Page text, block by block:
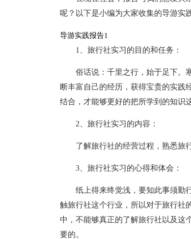
呢？以下是小编为大家收集的导游实
导游实践报告1
1、旅行社实习的目的和任务：
俗话说：千里之行，始于足下。
断丰富自己的经历，获得宝贵的实践
结合，才能够更好的把所学到的知识
2、旅行社实习的内容：
了解旅行社的经营过程，熟悉旅
3、旅行社实习的心得和体会：
纸上得来终觉浅，要知此事须勤
触旅行社这个行业，所以对于旅行社
中，不能够真正的了解旅行社以及这
要的。